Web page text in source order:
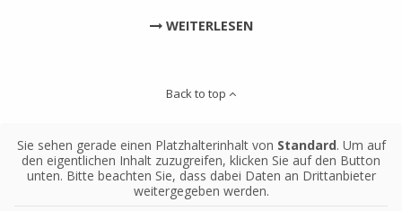
WEITERLESEN
Back to top
Sie sehen gerade einen Platzhalterinhalt von Standard. Um auf
den eigentlichen Inhalt zuzugreifen, klicken Sie auf den Button
unten. Bitte beachten Sie, dass dabei Daten an Drittanbieter
weitergegeben werden.